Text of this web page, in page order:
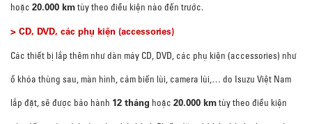
hoặc 20.000 kmtùy theo điều kiện nào đến trước.
> CD, DVD, các phụ kiện (accessories)
Các thiết bị lắp thêm như dàn máy CD, DVD, các phụ kiện (accessories) như
ổ khóa thùng sau, màn hình, cảm biến lùi, camera lùi,… do Isuzu Việt Nam
lắp đặt, sẽ được bảo hành 12 tháng hoặc 20.000 kmtùy theo điều kiện